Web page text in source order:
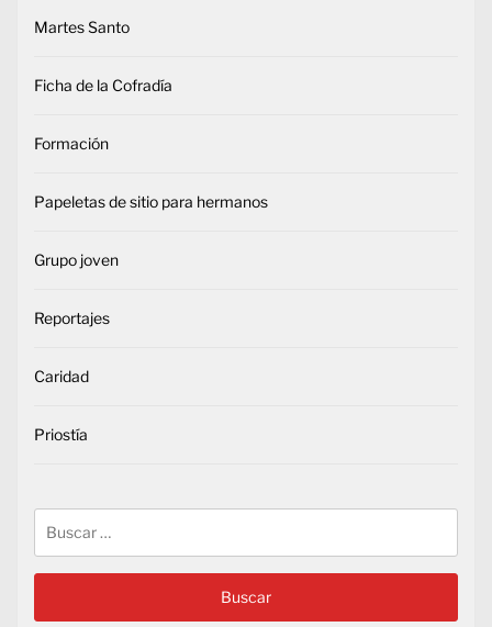
Martes Santo
Ficha de la Cofradía
Formación
Papeletas de sitio para hermanos
Grupo joven
Reportajes
Caridad
Priostía